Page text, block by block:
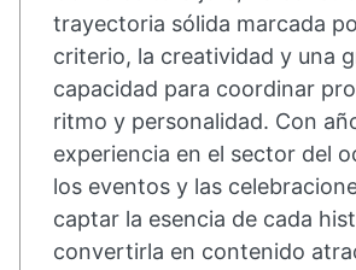
trayectoria sólida marcada
criterio, la creatividad y una
capacidad para coordinar
ritmo y personalidad. Con
experiencia en el sector del
los eventos y las
captar la esencia de cada
convertirla en contenido